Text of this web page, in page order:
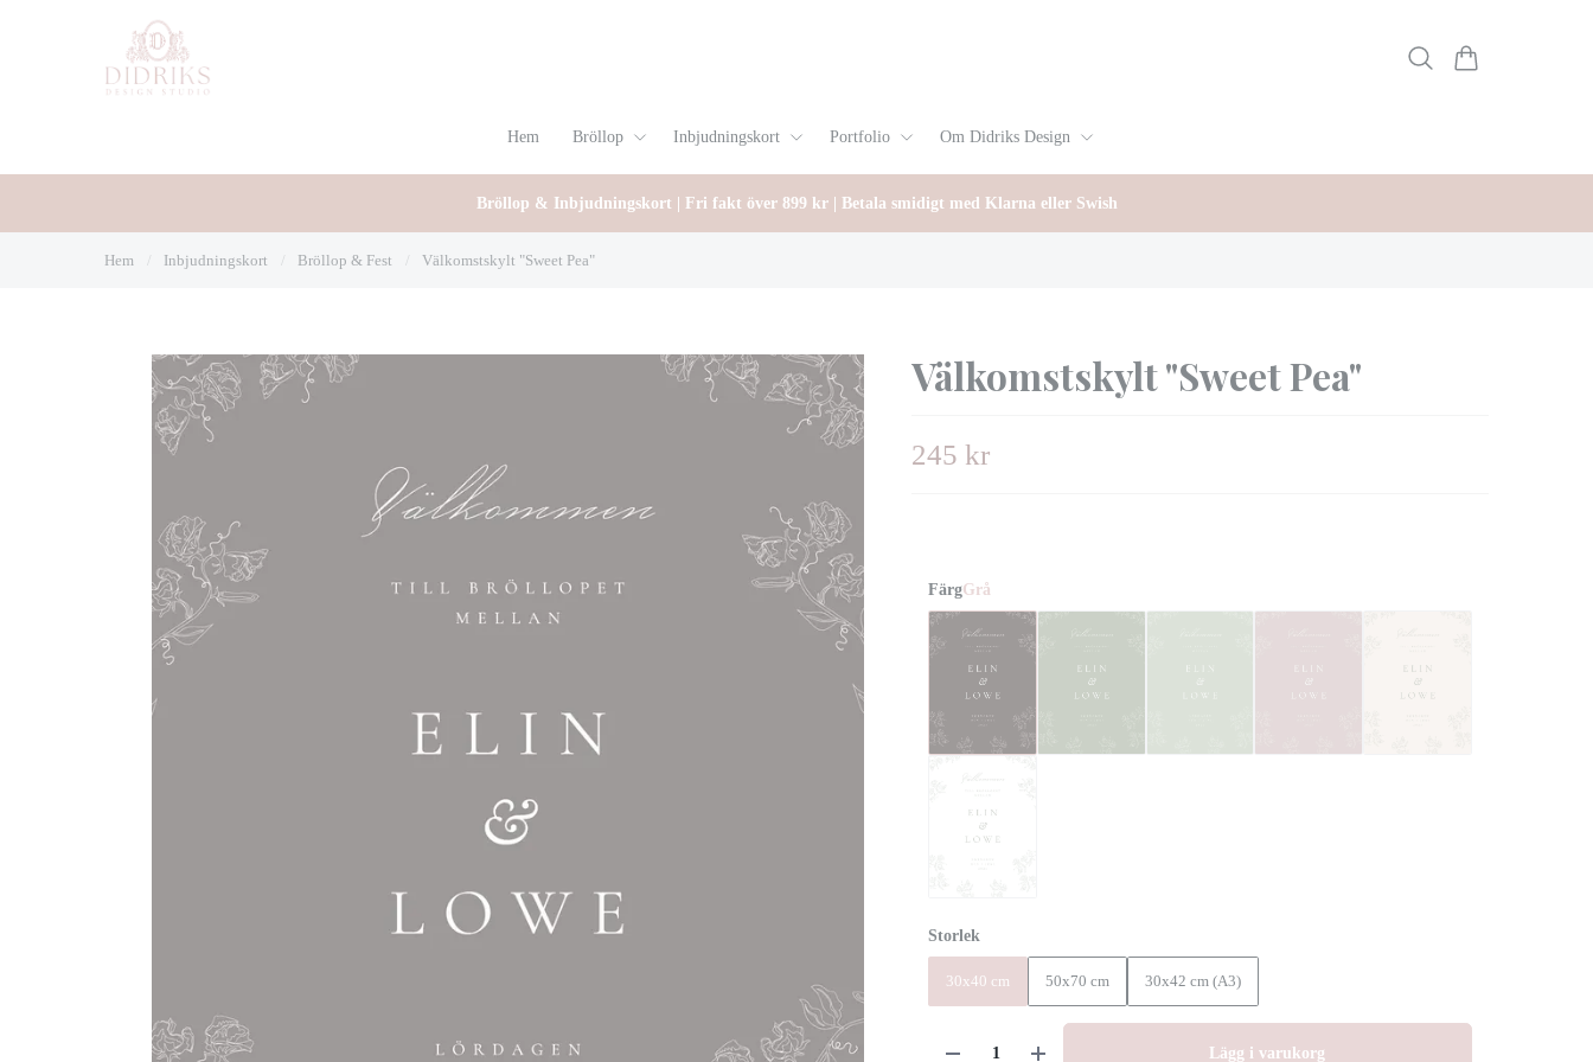
Hem Bröllop Inbjudningskort Portfolio Om Didriks Design
Bröllop & Inbjudningskort | Fri fakt över 899 kr | Betala smidigt med Klarna eller Swish
Hem Inbjudningskort Bröllop & Fest Välkomstskylt "Sweet Pea"
Välkomstskylt "Sweet Pea"
245 kr
FärgGrå
Storlek
30x40 cm 50x70 cm 30x42 cm (A3)
Lägg i varukorg